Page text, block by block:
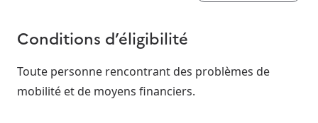
Conditions d’éligibilité
Toute personne rencontrant des problèmes de
mobilité et de moyens financiers.